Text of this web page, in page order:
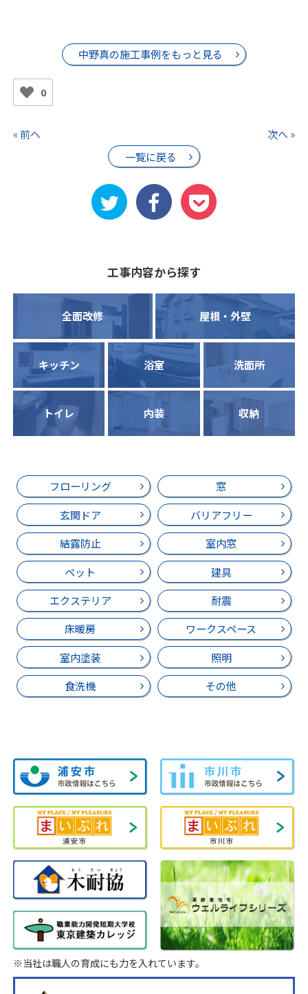
中野真の施工事例をもっと見る
0
« 前へ
一覧に戻る
次へ »
工事内容から探す
全面改修 屋根・外壁
キッチン 浴室 洗面所
トイレ 内装 収納
フローリング
窓
玄関ドア
バリアフリー
結露防止
室内窓
ペット
建具
エクステリア
耐震
床暖房
ワークスペース
室内塗装
照明
食洗機
その他
※当社は職人の育成にも力を入れています。